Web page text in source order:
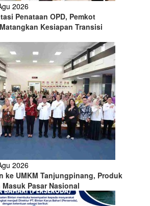
2026
Penataan OPD, Pemkot
Kesiapan Transisi
2026
ke UMKM Tanjungpinang, Produk
Pasar Nasional